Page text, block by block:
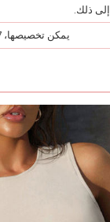
إلى ذلك.
يمكن تخصيصها، 7-15 أيام عمل